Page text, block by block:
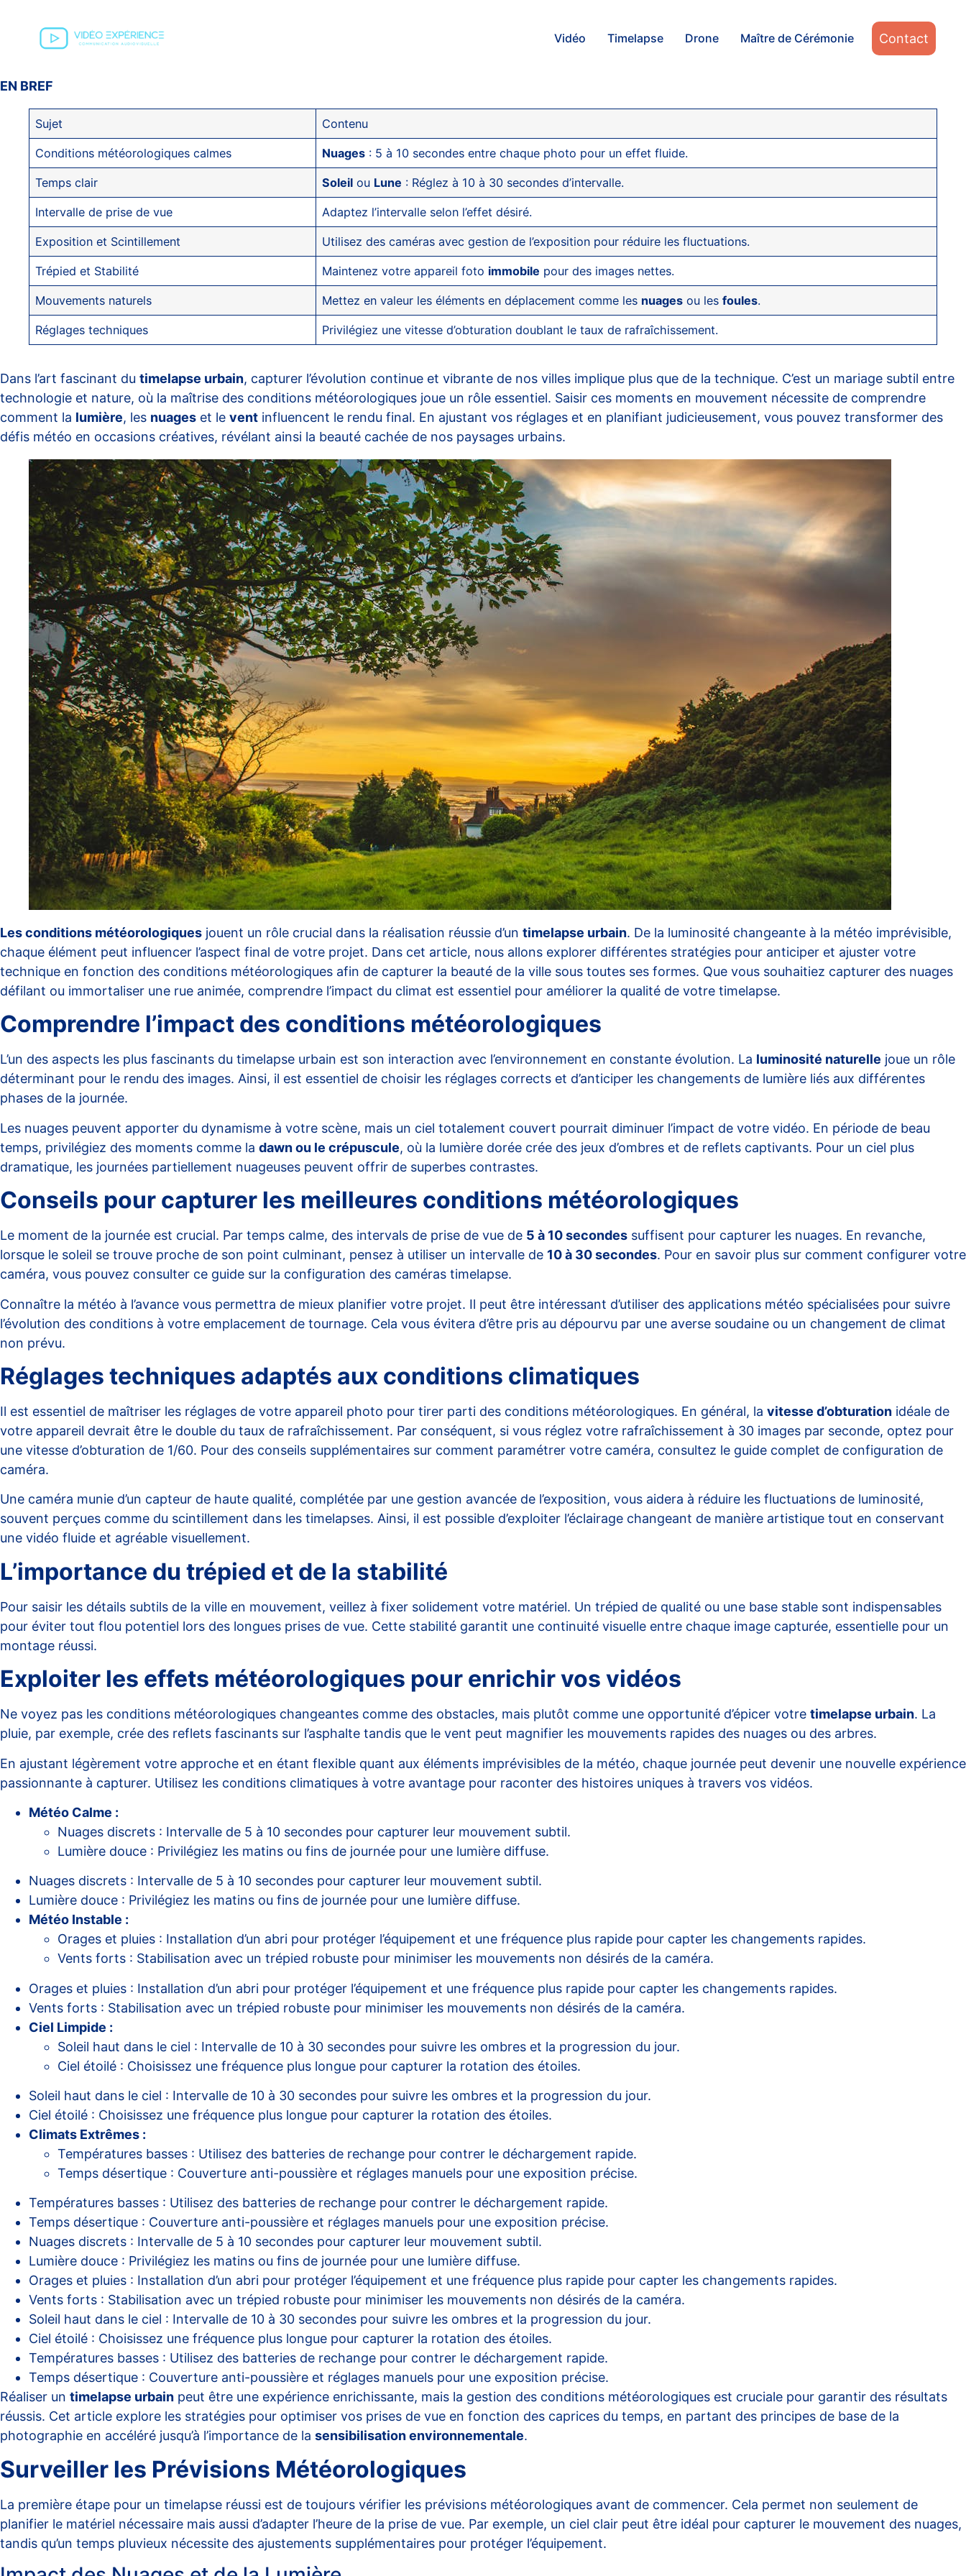
Vidéo Timelapse Drone Maître de Cérémonie Contact
EN BREF
Sujet Contenu
Conditions météorologiques calmes Nuages : 5 à 10 secondes entre chaque photo pour un effet fluide.
Temps clair Soleil ou Lune : Réglez à 10 à 30 secondes d’intervalle.
Intervalle de prise de vue Adaptez l’intervalle selon l’effet désiré.
Exposition et Scintillement Utilisez des caméras avec gestion de l’exposition pour réduire les fluctuations.
Trépied et Stabilité Maintenez votre appareil foto immobile pour des images nettes.
Mouvements naturels Mettez en valeur les éléments en déplacement comme les nuages ou lesfoules.
Réglages techniques Privilégiez une vitesse d’obturation doublant le taux de rafraîchissement.
Dans l’art fascinant du timelapse urbain, capturer l’évolution continue et vibrante de nos villes implique plus que de la technique. C’est un mariage subtil entre
technologie et nature, où la maîtrise des conditions météorologiques joue un rôle essentiel. Saisir ces moments en mouvement nécessite de comprendre
comment la lumière, les nuages et le vent influencent le rendu final. En ajustant vos réglages et en planifiant judicieusement, vous pouvez transformer des
défis météo en occasions créatives, révélant ainsi la beauté cachée de nos paysages urbains.
Les conditions météorologiques jouent un rôle crucial dans la réalisation réussie d’un timelapse urbain. De la luminosité changeante à la météo imprévisible,
chaque élément peut influencer l’aspect final de votre projet. Dans cet article, nous allons explorer différentes stratégies pour anticiper et ajuster votre
technique en fonction des conditions météorologiques afin de capturer la beauté de la ville sous toutes ses formes. Que vous souhaitiez capturer des nuages
défilant ou immortaliser une rue animée, comprendre l’impact du climat est essentiel pour améliorer la qualité de votre timelapse.
Comprendre l’impact des conditions météorologiques
L’un des aspects les plus fascinants du timelapse urbain est son interaction avec l’environnement en constante évolution. La luminosité naturelle joue un rôle
déterminant pour le rendu des images. Ainsi, il est essentiel de choisir les réglages corrects et d’anticiper les changements de lumière liés aux différentes
phases de la journée.
Les nuages peuvent apporter du dynamisme à votre scène, mais un ciel totalement couvert pourrait diminuer l’impact de votre vidéo. En période de beau
temps, privilégiez des moments comme la dawn ou le crépuscule, où la lumière dorée crée des jeux d’ombres et de reflets captivants. Pour un ciel plus
dramatique, les journées partiellement nuageuses peuvent offrir de superbes contrastes.
Conseils pour capturer les meilleures conditions météorologiques
Le moment de la journée est crucial. Par temps calme, des intervals de prise de vue de 5 à 10 secondes suffisent pour capturer les nuages. En revanche,
lorsque le soleil se trouve proche de son point culminant, pensez à utiliser un intervalle de 10 à 30 secondes. Pour en savoir plus sur comment configurer votre
caméra, vous pouvez consulter ce guide sur la configuration des caméras timelapse.
Connaître la météo à l’avance vous permettra de mieux planifier votre projet. Il peut être intéressant d’utiliser des applications météo spécialisées pour suivre
l’évolution des conditions à votre emplacement de tournage. Cela vous évitera d’être pris au dépourvu par une averse soudaine ou un changement de climat
non prévu.
Réglages techniques adaptés aux conditions climatiques
Il est essentiel de maîtriser les réglages de votre appareil photo pour tirer parti des conditions météorologiques. En général, la vitesse d’obturation idéale de
votre appareil devrait être le double du taux de rafraîchissement. Par conséquent, si vous réglez votre rafraîchissement à 30 images par seconde, optez pour
une vitesse d’obturation de 1/60. Pour des conseils supplémentaires sur comment paramétrer votre caméra, consultez le guide complet de configuration de
caméra.
Une caméra munie d’un capteur de haute qualité, complétée par une gestion avancée de l’exposition, vous aidera à réduire les fluctuations de luminosité,
souvent perçues comme du scintillement dans les timelapses. Ainsi, il est possible d’exploiter l’éclairage changeant de manière artistique tout en conservant
une vidéo fluide et agréable visuellement.
L’importance du trépied et de la stabilité
Pour saisir les détails subtils de la ville en mouvement, veillez à fixer solidement votre matériel. Un trépied de qualité ou une base stable sont indispensables
pour éviter tout flou potentiel lors des longues prises de vue. Cette stabilité garantit une continuité visuelle entre chaque image capturée, essentielle pour un
montage réussi.
Exploiter les effets météorologiques pour enrichir vos vidéos
Ne voyez pas les conditions météorologiques changeantes comme des obstacles, mais plutôt comme une opportunité d’épicer votre timelapse urbain. La
pluie, par exemple, crée des reflets fascinants sur l’asphalte tandis que le vent peut magnifier les mouvements rapides des nuages ou des arbres.
En ajustant légèrement votre approche et en étant flexible quant aux éléments imprévisibles de la météo, chaque journée peut devenir une nouvelle expérience
passionnante à capturer. Utilisez les conditions climatiques à votre avantage pour raconter des histoires uniques à travers vos vidéos.
Météo Calme :
Nuages discrets : Intervalle de 5 à 10 secondes pour capturer leur mouvement subtil.
Lumière douce : Privilégiez les matins ou fins de journée pour une lumière diffuse.
Nuages discrets : Intervalle de 5 à 10 secondes pour capturer leur mouvement subtil.
Lumière douce : Privilégiez les matins ou fins de journée pour une lumière diffuse.
Météo Instable :
Orages et pluies : Installation d’un abri pour protéger l’équipement et une fréquence plus rapide pour capter les changements rapides.
Vents forts : Stabilisation avec un trépied robuste pour minimiser les mouvements non désirés de la caméra.
Orages et pluies : Installation d’un abri pour protéger l’équipement et une fréquence plus rapide pour capter les changements rapides.
Vents forts : Stabilisation avec un trépied robuste pour minimiser les mouvements non désirés de la caméra.
Ciel Limpide :
Soleil haut dans le ciel : Intervalle de 10 à 30 secondes pour suivre les ombres et la progression du jour.
Ciel étoilé : Choisissez une fréquence plus longue pour capturer la rotation des étoiles.
Soleil haut dans le ciel : Intervalle de 10 à 30 secondes pour suivre les ombres et la progression du jour.
Ciel étoilé : Choisissez une fréquence plus longue pour capturer la rotation des étoiles.
Climats Extrêmes :
Températures basses : Utilisez des batteries de rechange pour contrer le déchargement rapide.
Temps désertique : Couverture anti-poussière et réglages manuels pour une exposition précise.
Températures basses : Utilisez des batteries de rechange pour contrer le déchargement rapide.
Temps désertique : Couverture anti-poussière et réglages manuels pour une exposition précise.
Nuages discrets : Intervalle de 5 à 10 secondes pour capturer leur mouvement subtil.
Lumière douce : Privilégiez les matins ou fins de journée pour une lumière diffuse.
Orages et pluies : Installation d’un abri pour protéger l’équipement et une fréquence plus rapide pour capter les changements rapides.
Vents forts : Stabilisation avec un trépied robuste pour minimiser les mouvements non désirés de la caméra.
Soleil haut dans le ciel : Intervalle de 10 à 30 secondes pour suivre les ombres et la progression du jour.
Ciel étoilé : Choisissez une fréquence plus longue pour capturer la rotation des étoiles.
Températures basses : Utilisez des batteries de rechange pour contrer le déchargement rapide.
Temps désertique : Couverture anti-poussière et réglages manuels pour une exposition précise.
Réaliser un timelapse urbain peut être une expérience enrichissante, mais la gestion des conditions météorologiques est cruciale pour garantir des résultats
réussis. Cet article explore les stratégies pour optimiser vos prises de vue en fonction des caprices du temps, en partant des principes de base de la
photographie en accéléré jusqu’à l’importance de la sensibilisation environnementale.
Surveiller les Prévisions Météorologiques
La première étape pour un timelapse réussi est de toujours vérifier les prévisions météorologiques avant de commencer. Cela permet non seulement de
planifier le matériel nécessaire mais aussi d’adapter l’heure de la prise de vue. Par exemple, un ciel clair peut être idéal pour capturer le mouvement des nuages,
tandis qu’un temps pluvieux nécessite des ajustements supplémentaires pour protéger l’équipement.